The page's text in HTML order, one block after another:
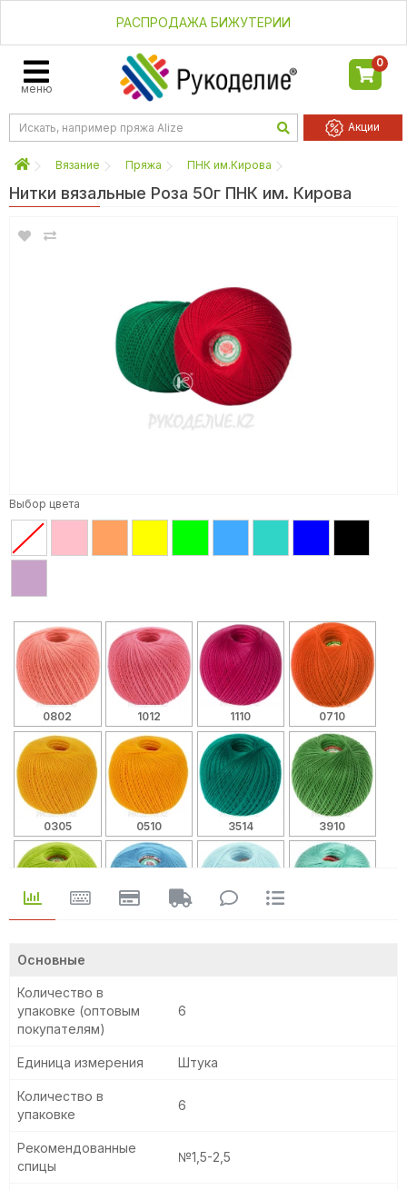
РАСПРОДАЖА БИЖУТЕРИИ
меню
0
Акции
Вязание Пряжа ПНК им.Кирова
Нитки вязальные Роза 50г ПНК им. Кирова
Основные
Количество в
упаковке (оптовым
покупателям)
6
Единица измерения Штука
Количество в
упаковке
6
Рекомендованные
спицы
№1,5-2,5
Выбор цвета
0802 1012 1110 0710
0305 0510 3514 3910
2411
7214